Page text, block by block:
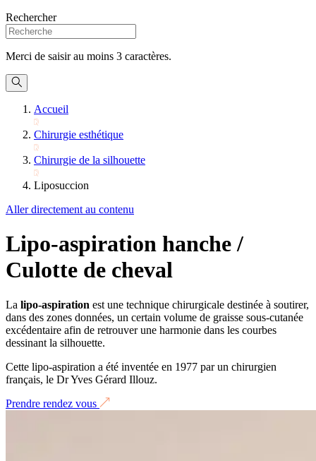
Rechercher
Merci de saisir au moins 3 caractères.
Accueil
Chirurgie esthétique
Chirurgie de la silhouette
Liposuccion
Aller directement au contenu
Lipo-aspiration hanche /
Culotte de cheval
La lipo-aspiration est une technique chirurgicale destinée à soutirer,
dans des zones données, un certain volume de graisse sous-cutanée
excédentaire afin de retrouver une harmonie dans les courbes
dessinant la silhouette.
Cette lipo-aspiration a été inventée en 1977 par un chirurgien
français, le Dr Yves Gérard Illouz.
Prendre rendez vous